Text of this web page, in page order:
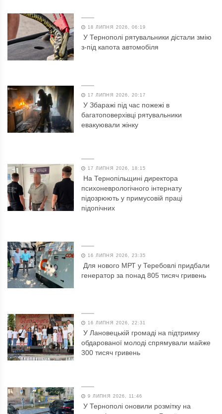
18 ЛИПНЯ 2026, 06:19
У Тернополі рятувальники дістали змію
з-під капота автомобіля
17 ЛИПНЯ 2026, 20:17
У Збаражі під час пожежі в
багатоповерхівці рятувальники
евакуювали жінку
17 ЛИПНЯ 2026, 18:15
На Тернопільщині директора
психоневрологічного інтернату
підозрюють у примусовій праці
підопічних
16 ЛИПНЯ 2026, 23:35
Для нового МРТ у Теребовлі придбали
генератор за понад 805 тисяч гривень
16 ЛИПНЯ 2026, 22:31
У Лановецькій громаді на підтримку
обдарованої молоді спрямували майже
300 тисяч гривень
9 ЛИПНЯ 2026, 11:46
У Тернополі оновили розмітку на